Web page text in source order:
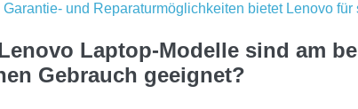
und Reparaturmöglichkeiten bietet Lenovo für
Laptop-Modelle sind am
Gebrauch geeignet?